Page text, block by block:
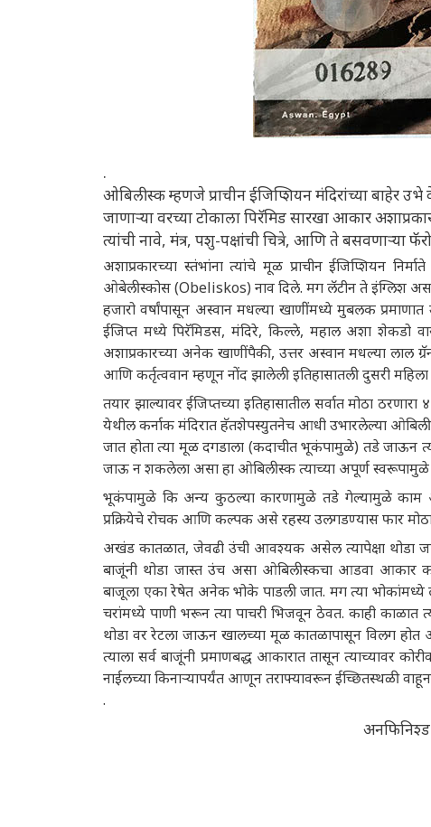
.
ओबिलीस्क म्हणजे प्राचीन ईजिप्शियन मंदिरांच्या
जाणाऱ्या वरच्या टोकाला पिरॅमिड सारखा आकार
त्यांची नावे, मंत्र, पशु-पक्षांची चित्रे, आणि ते बसवणाऱ्या
अशाप्रकारच्या स्तंभांना त्यांचे मूळ प्राचीन ईजिप्शियन
ओबेलीस्कोस (Obeliskos) नाव दिले. मग लॅटीन ते इंग्लिश
हजारो वर्षांपासून अस्वान मधल्या खाणींमध्ये मुबलक
ईजिप्त मध्ये पिरॅमिडस, मंदिरे, किल्ले, महाल अशा शेकडो
अशाप्रकारच्या अनेक खाणींपैकी, उत्तर अस्वान मधल्या लाल
आणि कर्तृत्ववान म्हणून नोंद झालेली इतिहासातली दुसरी
तयार झाल्यावर ईजिप्तच्या इतिहासातील सर्वात मोठा
येथील कर्नाक मंदिरात हॅतशेपस्युतनेच आधी उभारलेल्या
जात होता त्या मूळ दगडाला (कदाचीत भूकंपामुळे) तडे जाऊन
जाऊ न शकलेला असा हा ओबिलीस्क त्याच्या अपूर्ण
भूकंपामुळे कि अन्य कुठल्या कारणामुळे तडे गेल्यामुळे काम
प्रक्रियेचे रोचक आणि कल्पक असे रहस्य उलगडण्यास फार मोठा
अखंड कातळात, जेवढी उंची आवश्यक असेल त्यापेक्षा थोडा
बाजूंनी थोडा जास्त उंच असा ओबिलीस्कचा आडवा आकार
बाजूला एका रेषेत अनेक भोके पाडली जात. मग त्या भोकांमध्ये
चरांमध्ये पाणी भरून त्या पाचरी भिजवून ठेवत. काही काळात
थोडा वर रेटला जाऊन खालच्या मूळ कातळापासून विलग होत
त्याला सर्व बाजूंनी प्रमाणबद्ध आकारात तासून त्याच्यावर
नाईलच्या किनाऱ्यापर्यंत आणून तराफ्यावरून ईच्छितस्थळी
.
अनफिनिश्ड